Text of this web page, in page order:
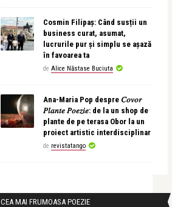
Cosmin Filipaș: Când susții un
business curat, asumat,
lucrurile pur și simplu se așază
în favoarea ta
de Alice Năstase Buciuta
Ana-Maria Pop despre 𝐶𝑜𝑣𝑜𝑟
𝑃𝑙𝑎𝑛𝑡𝑒 𝑃𝑜𝑒𝑧𝑖𝑒: de la un shop de
plante de pe terasa Obor la un
proiect artistic interdisciplinar
de revistatango
CEA MAI FRUMOASA POEZIE